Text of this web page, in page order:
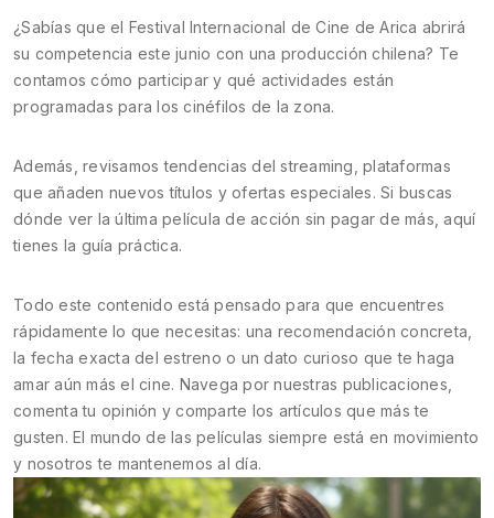
¿Sabías que el Festival Internacional de Cine de Arica abrirá
su competencia este junio con una producción chilena? Te
contamos cómo participar y qué actividades están
programadas para los cinéfilos de la zona.
Además, revisamos tendencias del streaming, plataformas
que añaden nuevos títulos y ofertas especiales. Si buscas
dónde ver la última película de acción sin pagar de más, aquí
tienes la guía práctica.
Todo este contenido está pensado para que encuentres
rápidamente lo que necesitas: una recomendación concreta,
la fecha exacta del estreno o un dato curioso que te haga
amar aún más el cine. Navega por nuestras publicaciones,
comenta tu opinión y comparte los artículos que más te
gusten. El mundo de las películas siempre está en movimiento
y nosotros te mantenemos al día.